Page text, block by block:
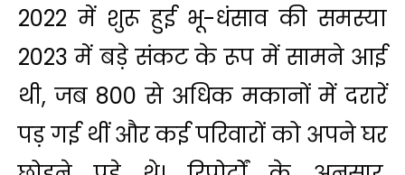
2022 में शुरू हुई भू-धंसाव की समस्या
2023 में बड़े संकट के रूप में सामने आई
थी, जब 800 से अधिक मकानों में दरारें
पड़ गई थीं और कई परिवारों को अपने घर